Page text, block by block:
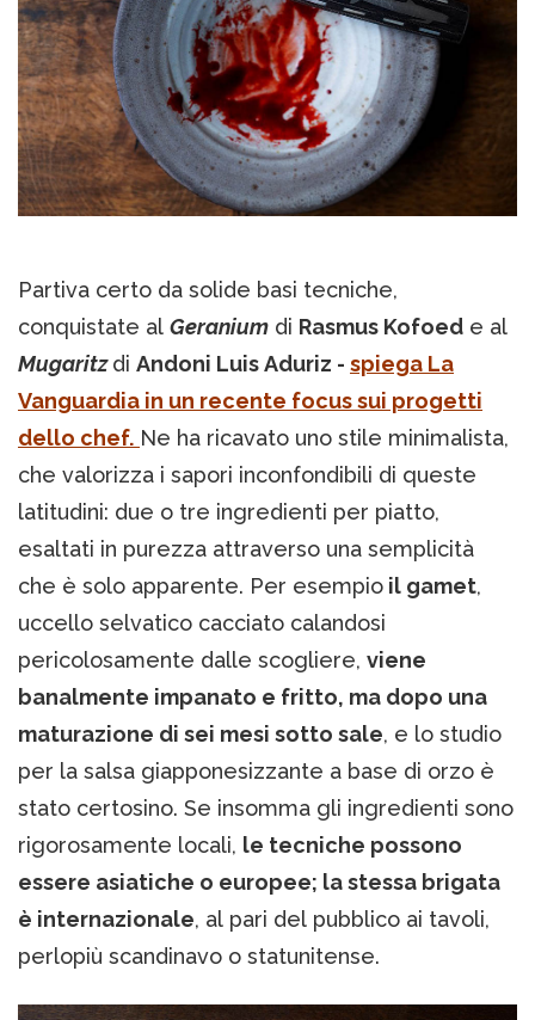
Partiva certo da solide basi tecniche,
conquistate al Geranium di Rasmus Kofoed e al
Mugaritzdi Andoni Luis Aduriz - spiega La
Vanguardia in un recente focus sui progetti
dello chef. Ne ha ricavato uno stile minimalista,
che valorizza i sapori inconfondibili di queste
latitudini: due o tre ingredienti per piatto,
esaltati in purezza attraverso una semplicità
che è solo apparente. Per esempio il gamet,
uccello selvatico cacciato calandosi
pericolosamente dalle scogliere, viene
banalmente impanato e fritto, ma dopo una
maturazione di sei mesi sotto sale, e lo studio
per la salsa giapponesizzante a base di orzo è
stato certosino. Se insomma gli ingredienti sono
rigorosamente locali, le tecniche possono
essere asiatiche o europee; la stessa brigata
è internazionale, al pari del pubblico ai tavoli,
perlopiù scandinavo o statunitense.